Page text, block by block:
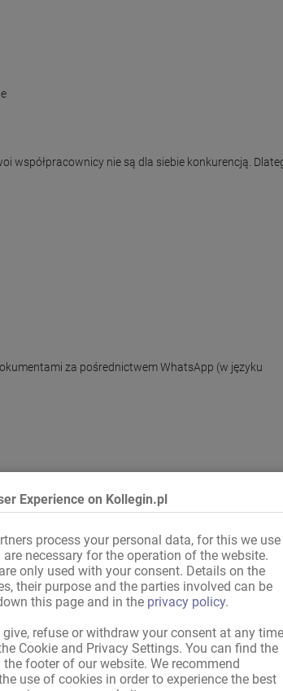
Experience on Kollegin.pl
process your personal data, for this we use
necessary for the operation of the website.
only used with your consent. Details on the
their purpose and the parties involved can be
this page and in the privacy policy.
give, refuse or withdraw your consent at any time
Cookie and Privacy Settings. You can find the
footer of our website. We recommend
use of cookies in order to experience the best
współpracownicy nie są dla siebie konkurencją.
za pośrednictwem WhatsApp (w języku
na godziny ,Masażystka (możliwy stosunek płciowy),